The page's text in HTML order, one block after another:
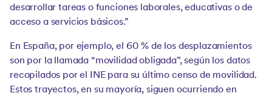
desarrollar tareas o funciones laborales, educativas o de
acceso a servicios básicos.”
En España, por ejemplo, el 60 % de los desplazamientos
son por la llamada “movilidad obligada”, según los datos
recopilados por el INE para su último censo de movilidad.
Estos trayectos, en su mayoría, siguen ocurriendo en